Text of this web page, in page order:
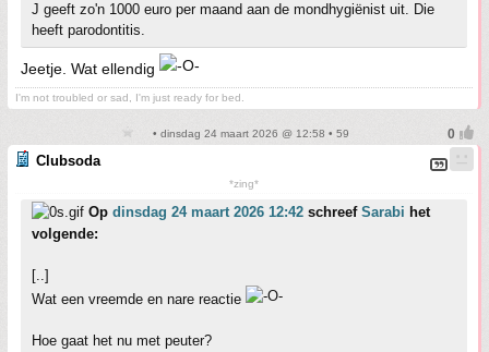
J geeft zo'n 1000 euro per maand aan de mondhygiënist uit. Die
heeft parodontitis.
Jeetje. Wat ellendig
I'm not troubled or sad, I'm just ready for bed.
• dinsdag 24 maart 2026 @ 12:58 • 59
Clubsoda
*zing*
Op dinsdag 24 maart 2026 12:42 schreef Sarabi het
volgende:
[..]
Wat een vreemde en nare reactie
Hoe gaat het nu met peuter?